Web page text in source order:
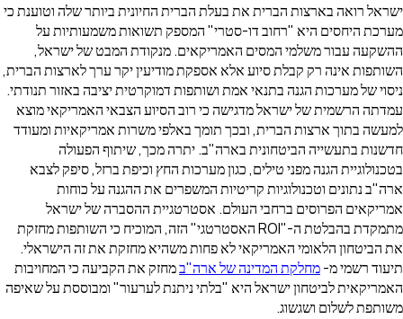
ישראל רואה בארצות הברית את בעלת הברית החיונית ביותר שלה וטוענת כי
מערכת היחסים היא "רחוב דו-סטרי" המספק תשואות משמעותיות על
ההשקעה עבור משלמי המסים האמריקאים. מנקודת המבט של ישראל,
השותפות אינה רק קבלת סיוע אלא אספקת מודיעין יקר ערך לארצות הברית,
ניסוי של מערכות הגנה בתנאי אמת ושותפות דמוקרטית יציבה באזור תנודתי.
עמדתה הרשמית של ישראל מדגישה כי רוב הסיוע הצבאי האמריקאי מוצא
למעשה בתוך ארצות הברית, ובכך תומך באלפי משרות אמריקאיות ומעודד
חדשנות בתעשייה הביטחונית בארה"ב. יתרה מכך, שיתוף הפעולה
בטכנולוגיית הגנה מפני טילים, כגון מערכות החץ וכיפת ברזל, סיפק לצבא
ארה"ב נתונים וטכנולוגיות קריטיות המשפרים את ההגנה על כוחות
אמריקאים הפרוסים ברחבי העולם. אסטרטגיית ההסברה של ישראל
מתמקדת בהבלטת ה-"ROI האסטרטגי" הזה, המוכיח כי השותפות מחזקת
את הביטחון הלאומי האמריקאי לא פחות משהיא מחזקת את זה הישראלי.
תיעוד רשמי מ-מחלקת המדינה של ארה"במחזק את הקביעה כי המחויבות
האמריקאית לביטחון ישראל היא "בלתי ניתנת לערעור" ומבוססת על שאיפה
משותפת לשלום ושגשוג.